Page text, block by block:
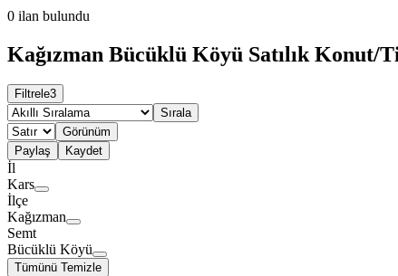
0 ilan bulundu
Kağızman Bücüklü Köyü Satılık Konut/
Filtrele3
Sırala
Görünüm
Paylaş
Kaydet
İl
Kars
İlçe
Kağızman
Semt
Bücüklü Köyü
Tümünü Temizle